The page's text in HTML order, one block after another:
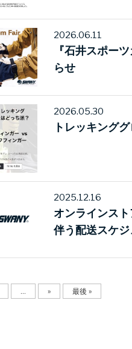
2026.06.11
『石井スポー
らせ
2026.05.30
トレッキング
2025.12.16
オンラインス
伴う配送スケ
... » 最後 »